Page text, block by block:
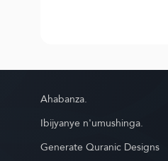
Ahabanza.
Ibijyanye n'umushinga.
Generate Quranic Designs